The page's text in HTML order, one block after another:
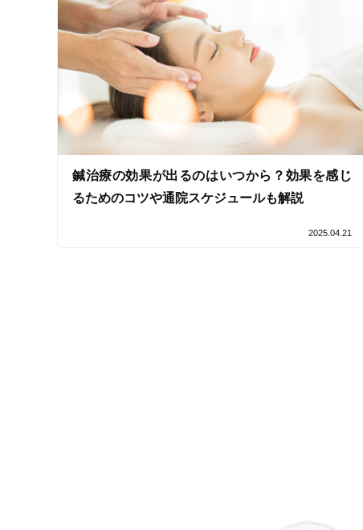
キッズスペースあり
女性向けの特徴
女性スタッフ在籍
接客・サービスの特徴
コロナ対応
チャットでの事前相談
鍼治療の効果が出るのはいつから？効果を感じ
るためのコツや通院スケジュールも解説
2025.04.21